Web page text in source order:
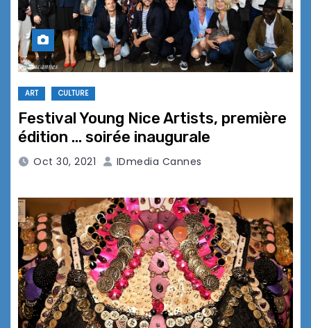
ART CULTURE
Festival Young Nice Artists, première
édition … soirée inaugurale
Oct 30, 2021 IDmedia Cannes